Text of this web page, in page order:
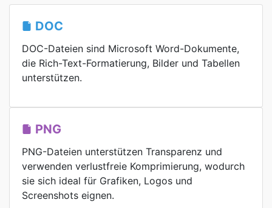
DOC
DOC-Dateien sind Microsoft Word-Dokumente,
die Rich-Text-Formatierung, Bilder und Tabellen
unterstützen.
PNG
PNG-Dateien unterstützen Transparenz und
verwenden verlustfreie Komprimierung, wodurch
sie sich ideal für Grafiken, Logos und
Screenshots eignen.